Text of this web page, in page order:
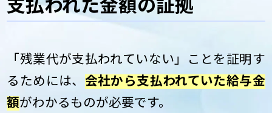
「残業代が支払われていない」ことを証明す
るためには、 会社から支払われていた給与金
額がわかるものが必要です。